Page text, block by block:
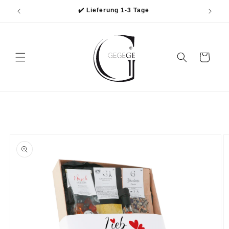
zum
✔️ Lieferung 1-3 Tage
Warenkorb